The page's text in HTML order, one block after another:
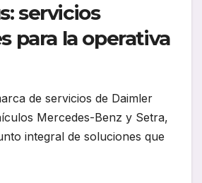
servicios
para la operativa
de servicios de Daimler
Mercedes-Benz y Setra,
integral de soluciones que